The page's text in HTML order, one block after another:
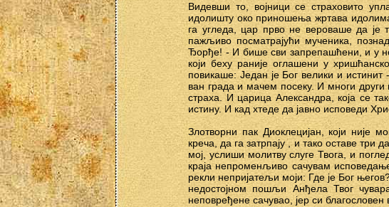
Видевши то, војници се страховито
идолишту око приношења жртава
га угледа, цар прво не вероваше да
пажљиво посматрајући мученика,
Ђорђе! - И бише сви запрепашћени, и у
који беху раније оглашени у
повикаше: Један је Бог велики и
ван града и мачем посеку. И многи други
страха. И царица Александра, која се
истину. И кад хтеде да јавно исповеди
Злотворни пак Диоклецијан, који није
креча, да га затрпају , и тако оставе
мој, услиши молитву слуге Твога, и
краја непроменљиво сачувам
рекли непријатељи моји: Где је Бог
недостојном пошљи Анђела Твог
неповређене сачувао, јер си благословен